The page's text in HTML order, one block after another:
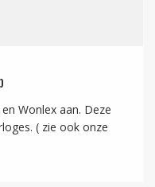
Wonlex aan. Deze
( zie ook onze